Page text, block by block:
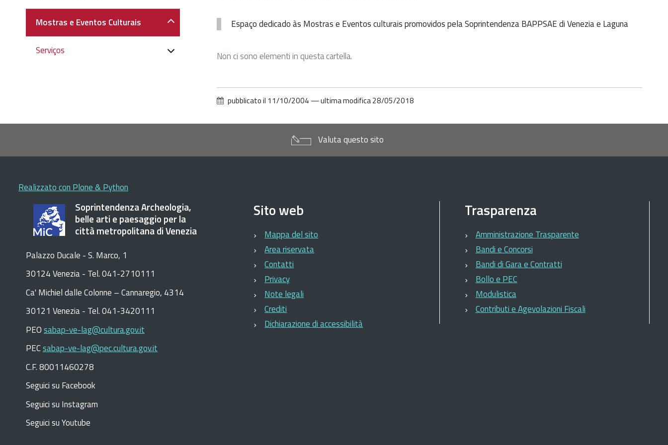
Espaço dedicado às Mostras e Eventos culturais promovidos pela Soprintendenza BAPPSAE di Venezia e Laguna
Non ci sono elementi in questa cartella.
pubblicato il 11/10/2004 —ultima modifica28/05/2018
Mostras e Eventos Culturais
Serviços
Valuta questo sito
Realizzato con Plone & Python
Soprintendenza Archeologia,
belle arti e paesaggio per la
città metropolitana di Venezia
Palazzo Ducale - S. Marco, 1
30124 Venezia - Tel. 041-2710111
Ca' Michiel dalle Colonne – Cannaregio, 4314
30121 Venezia - Tel. 041-3420111
PEOsabap-ve-lag@cultura.gov.it
PECsabap-ve-lag@pec.cultura.gov.it
C.F. 80011460278
Seguici su Facebook
Seguici su Instagram
Seguici su Youtube
Sito web
Mappa del sito
Area riservata
Contatti
Privacy
Note legali
Crediti
Dichiarazione di accessibilità
Trasparenza
Amministrazione Trasparente
Bandi e Concorsi
Bandi di Gara e Contratti
Bollo e PEC
Modulistica
Contributi e Agevolazioni Fiscali